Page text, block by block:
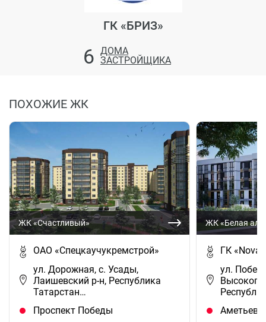
ГК «БРИЗ»
6 ДОМА
ЗАСТРОЙЩИКА
ПОХОЖИЕ ЖК
ЖК «Счастливый»
ОАО «Спецкаучукремстрой»
ул. Дорожная, с. Усады,
Лаишевский р-н, Республика
Татарстан…
Проспект Победы
ЖК «Белая
ГК
ул.
Аметьево